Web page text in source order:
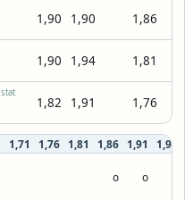
1,90 1,90 1,86
1,90 1,94 1,81
stat
1,82 1,91 1,76
1,71 1,76 1,81 1,86 1,91 1,94
o o